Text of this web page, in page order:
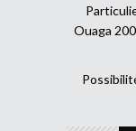
Ouaga